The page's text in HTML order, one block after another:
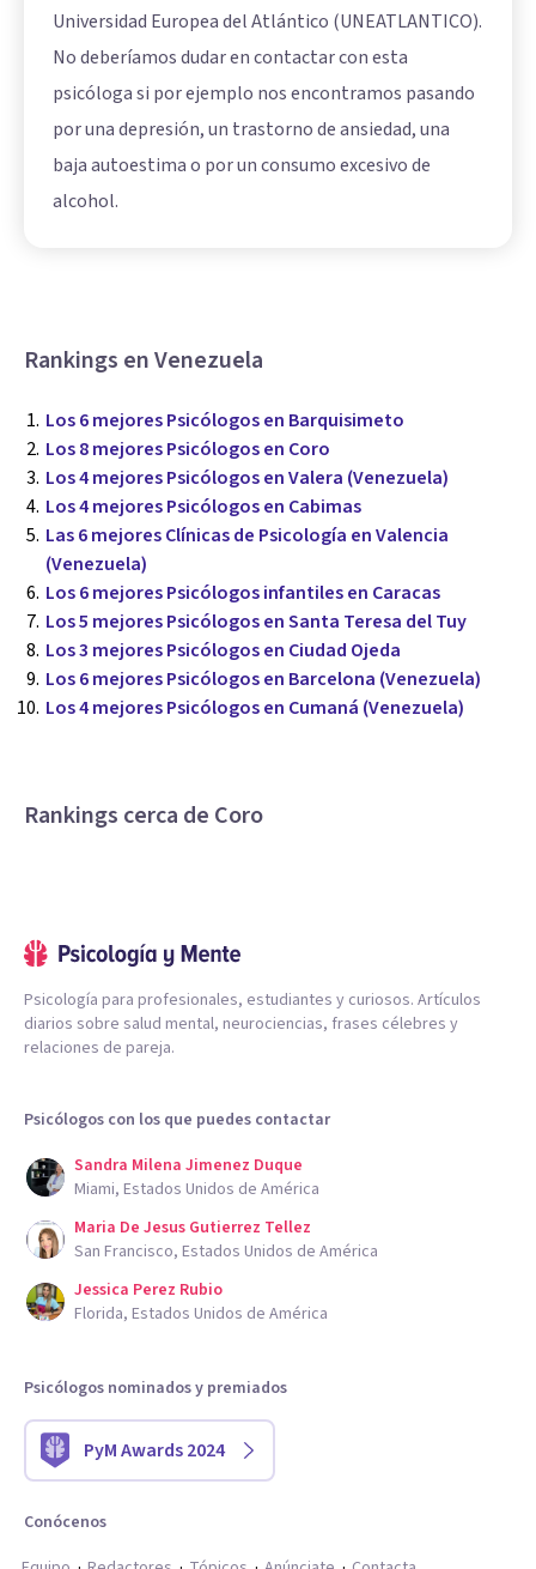
Universidad Europea del Atlántico (UNEATLANTICO).
No deberíamos dudar en contactar con esta
psicóloga si por ejemplo nos encontramos pasando
por una depresión, un trastorno de ansiedad, una
baja autoestima o por un consumo excesivo de
alcohol.
Rankings en Venezuela
Los 6 mejores Psicólogos en Barquisimeto
Los 8 mejores Psicólogos en Coro
Los 4 mejores Psicólogos en Valera (Venezuela)
Los 4 mejores Psicólogos en Cabimas
Las 6 mejores Clínicas de Psicología en Valencia
(Venezuela)
Los 6 mejores Psicólogos infantiles en Caracas
Los 5 mejores Psicólogos en Santa Teresa del Tuy
Los 3 mejores Psicólogos en Ciudad Ojeda
Los 6 mejores Psicólogos en Barcelona (Venezuela)
Los 4 mejores Psicólogos en Cumaná (Venezuela)
Rankings cerca de Coro
Psicología para profesionales, estudiantes y curiosos. Artículos
diarios sobre salud mental, neurociencias, frases célebres y
relaciones de pareja.
Psicólogos con los que puedes contactar
Sandra Milena Jimenez Duque
Miami, Estados Unidos de América
Maria De Jesus Gutierrez Tellez
San Francisco, Estados Unidos de América
Jessica Perez Rubio
Florida, Estados Unidos de América
Psicólogos nominados y premiados
PyM Awards 2024
Conócenos